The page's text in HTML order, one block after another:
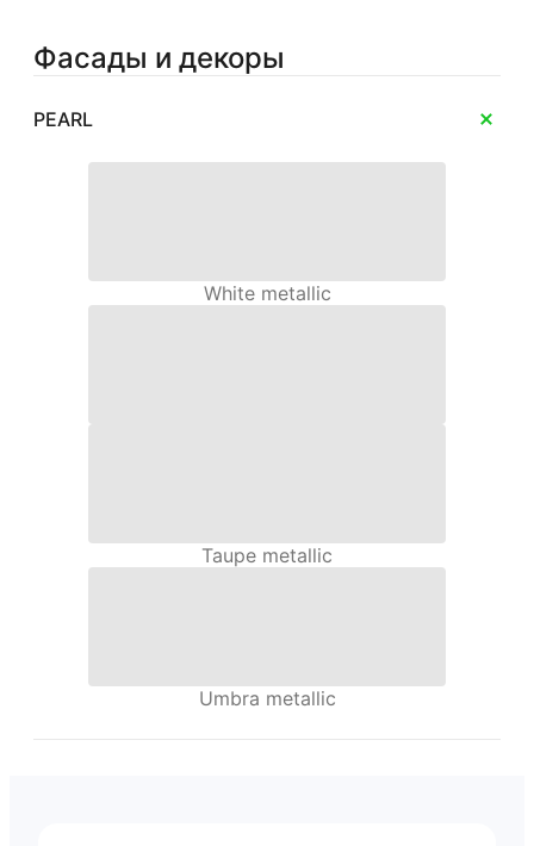
Фасады и декоры
PEARL
White metallic
Taupe metallic
Umbra metallic